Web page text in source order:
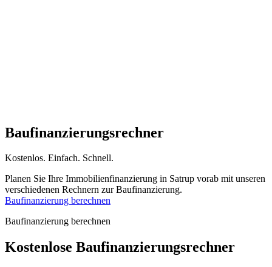
Baufinanzierungs­rechner
Kostenlos. Einfach. Schnell.
Planen Sie Ihre Immobilienfinanzierung in Satrup vorab mit unseren
verschiedenen Rechnern zur Baufinanzierung.
Baufinanzierung berechnen
Baufinanzierung berechnen
Kostenlose Baufinanzierungsrechner